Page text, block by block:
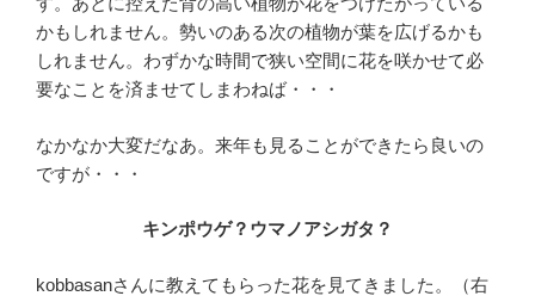
かもしれません。勢いのある次の植物が葉を広げるかも
しれません。わずかな時間で狭い空間に花を咲かせて必
要なことを済ませてしまわねば・・・
なかなか大変だなあ。来年も見ることができたら良いの
ですが・・・
キンポウゲ？ウマノアシガタ？
kobbasanさんに教えてもらった花を見てきました。（右